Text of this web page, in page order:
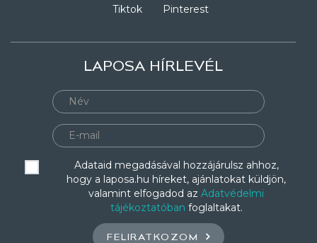
Tiktok Pinterest
LAPOSA HÍRLEVÉL
Adataid megadásával hozzájárulsz ahhoz,
hogy a laposa.hu híreket, ajánlatokat küldjön,
valamint elfogadod az Adatvédelmi
tájékoztatóban foglaltakat.
FELIRATKOZOM